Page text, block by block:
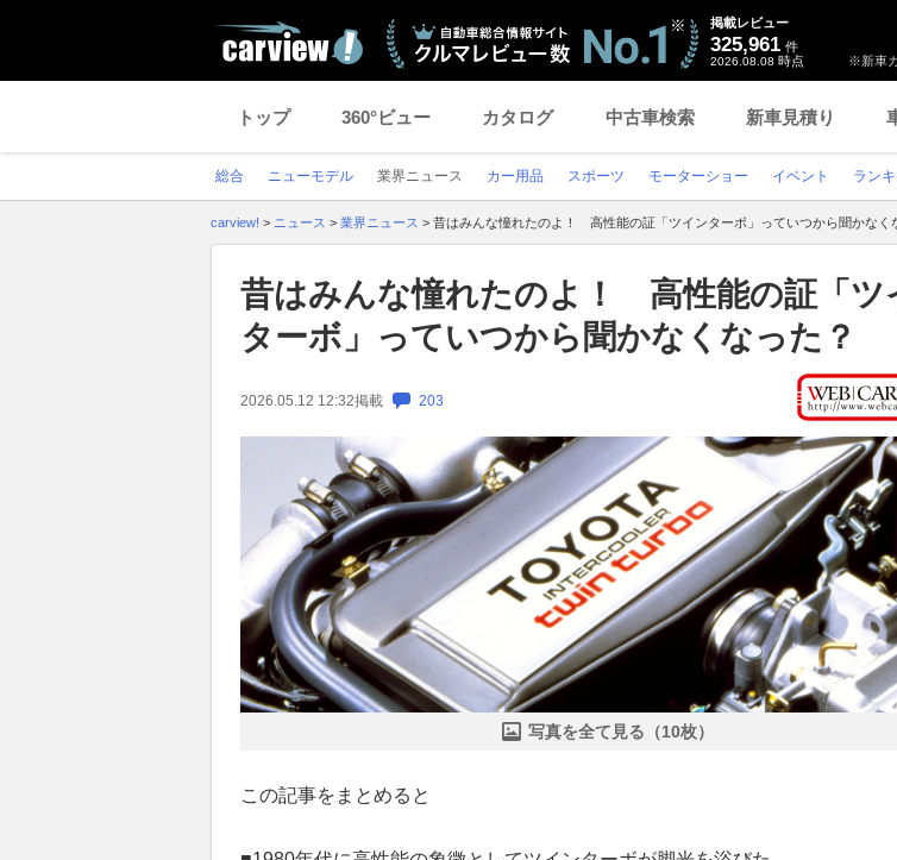
※新車
掲載レビュー
325,961 件
2026.08.08 時点
トップ 360°ビュー カタログ 中古車検索 新車見積り
総合 ニューモデル 業界ニュース カー用品 スポーツ モーターショー イベント ラン
carview! > ニュース > 業界ニュース > 昔はみんな憧れたのよ！ 高性能の証「ツインターボ」っていつから聞かなく
昔はみんな憧れたのよ！ 高性能の証「ツ
ターボ」っていつから聞かなくなった？
2026.05.12 12:32掲載 203
写真を全て見る（10枚）
この記事をまとめると